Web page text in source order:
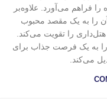
را فراهم می‌آورد. علاوه‌بر
آن را به یک مقصد محبوب
را تقویت می‌کند.
را به یک فرصت جذاب برای
می‌کند.